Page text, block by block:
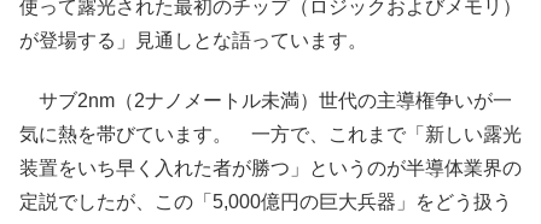
使って露光された最初のチップ（ロジックおよびメモリ）
が登場する」見通しとな語っています。
サブ2nm（2ナノメートル未満）世代の主導権争いが一
気に熱を帯びています。 一方で、これまで「新しい露光
装置をいち早く入れた者が勝つ」というのが半導体業界の
定説でしたが、この「5,000億円の巨大兵器」をどう扱う